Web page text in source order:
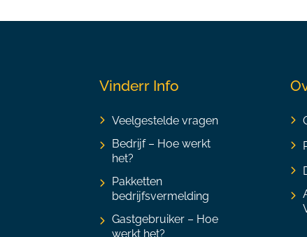
Vinderr Info
Veelgestelde vragen
Bedrijf – Hoe werkt
het?
Pakketten
bedrijfsvermelding
Gastgebruiker – Hoe
werkt het?